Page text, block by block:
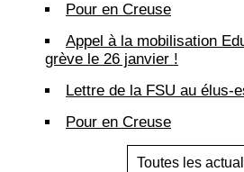
Pour en Creuse
Appel à la mobilisation
grève le 26 janvier !
Lettre de la FSU au élus-
Pour en Creuse
Toutes les